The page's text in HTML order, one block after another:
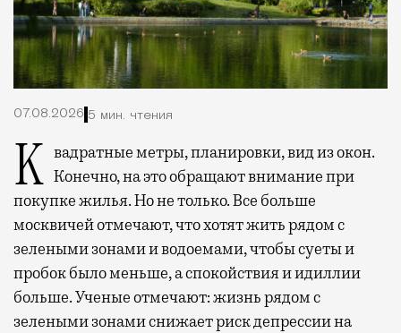
07.08.2026 5 мин. чтения
Квадратные метры, планировки, вид из окон. Конечно, на это обращают внимание при
покупке жилья. Но не только. Все больше
москвичей отмечают, что хотят жить рядом с
зелеными зонами и водоемами, чтобы суеты и
пробок было меньше, а спокойствия и идиллии
больше. Ученые отмечают: жизнь рядом с
зелеными зонами снижает риск депрессии на